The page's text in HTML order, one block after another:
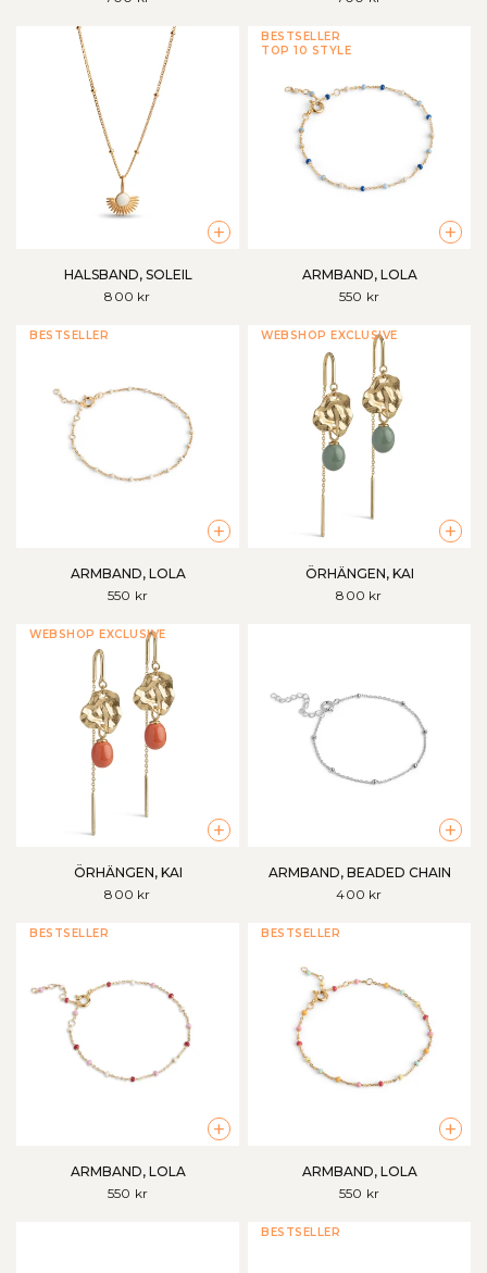
+
HALSBAND, SOLEIL
800 kr
BESTSELLER
TOP 10 STYLE
+
ARMBAND, LOLA
550 kr
BESTSELLER
+
ARMBAND, LOLA
550 kr
WEBSHOP EXCLUSIVE
+
ÖRHÄNGEN, KAI
800 kr
WEBSHOP EXCLUSIVE
+
ÖRHÄNGEN, KAI
800 kr
+
ARMBAND, BEADED CHAIN
400 kr
BESTSELLER
+
ARMBAND, LOLA
550 kr
BESTSELLER
+
ARMBAND, LOLA
550 kr
BESTSELLER